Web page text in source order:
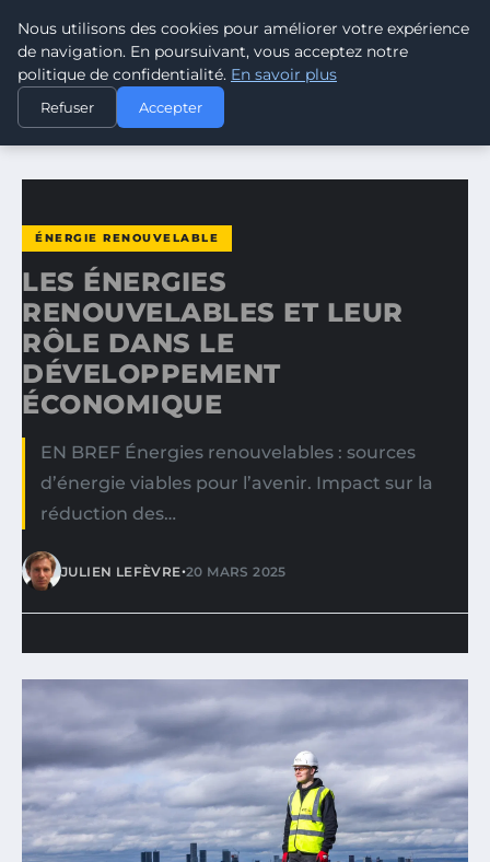
CLIMATE RESPONSE BLOG
ACCUEIL
ÉNERGIE RENOUVELABLE
LES ÉNERGIES RENOUVELABLES ET LEUR RÔLE DANS LE…
ÉNERGIE RENOUVELABLE
LES ÉNERGIES
RENOUVELABLES ET LEUR
RÔLE DANS LE
DÉVELOPPEMENT
ÉCONOMIQUE
EN BREF Énergies renouvelables : sources
d’énergie viables pour l’avenir. Impact sur la
réduction des…
JULIEN LEFÈVRE•20 MARS 2025
Nous utilisons des cookies pour améliorer votre expérience
de navigation. En poursuivant, vous acceptez notre
politique de confidentialité. En savoir plus
Refuser Accepter